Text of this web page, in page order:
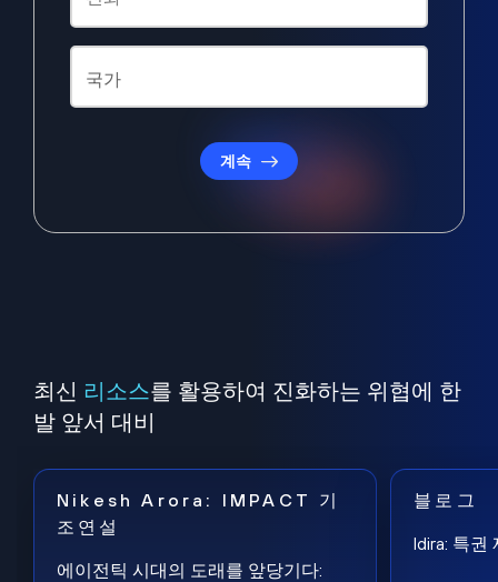
계속
최신 리소스를 활용하여 진화하는 위협에 한
발 앞서 대비
Nikesh Arora: IMPACT 기
조연설
에이전틱 시대의 도래를 앞당기다:
블로그
Idira: 특권